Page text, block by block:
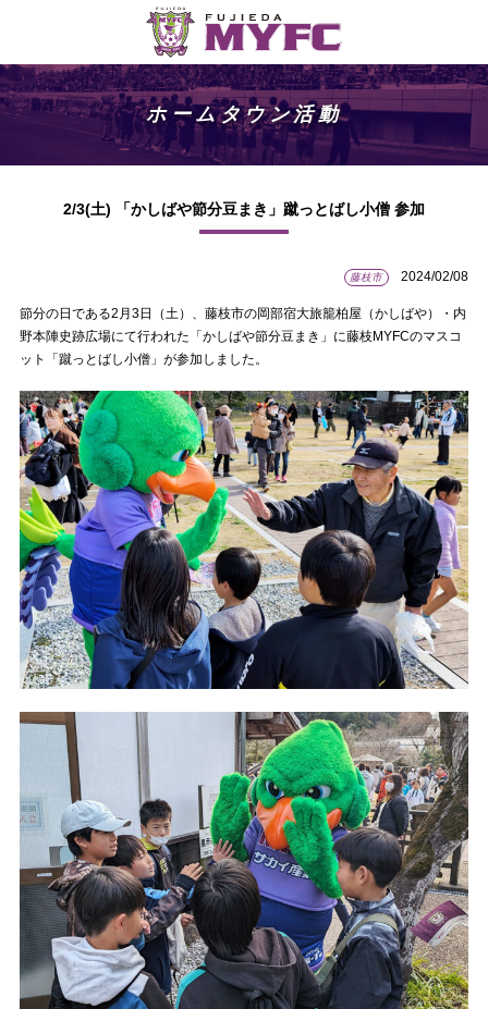
ホームタウン活動
2/3(土) 「かしばや節分豆まき」蹴っとばし小僧 参加
藤枝市 2024/02/08
節分の日である2月3日（土）、藤枝市の岡部宿大旅籠柏屋（かしばや）・内
野本陣史跡広場にて行われた「かしばや節分豆まき」に藤枝MYFCのマスコ
ット「蹴っとばし小僧」が参加しました。